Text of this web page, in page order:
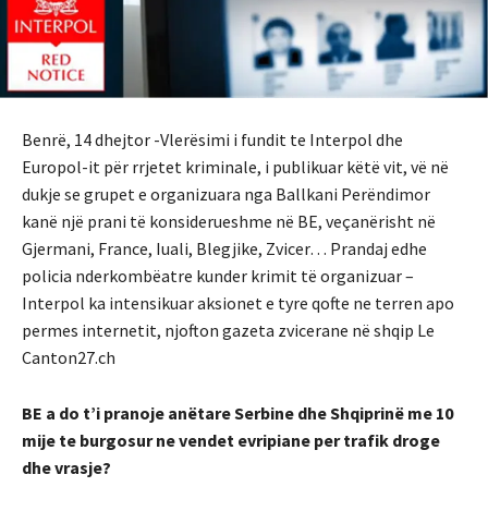
Benrë, 14 dhejtor -Vlerësimi i fundit te Interpol dhe
Europol-it për rrjetet kriminale, i publikuar këtë vit, vë në
dukje se grupet e organizuara nga Ballkani Perëndimor
kanë një prani të konsiderueshme në BE, veçanërisht në
Gjermani, France, Iuali, Blegjike, Zvicer… Prandaj edhe
policia nderkombëatre kunder krimit të organizuar –
Interpol ka intensikuar aksionet e tyre qofte ne terren apo
permes internetit, njofton gazeta zvicerane në shqip Le
Canton27.ch
BE a do t’i pranoje anëtare Serbine dhe Shqiprinë me 10
mije te burgosur ne vendet evripiane per trafik droge
dhe vrasje?